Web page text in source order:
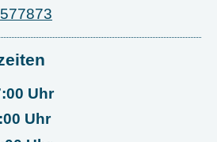
Uhr
Uhr